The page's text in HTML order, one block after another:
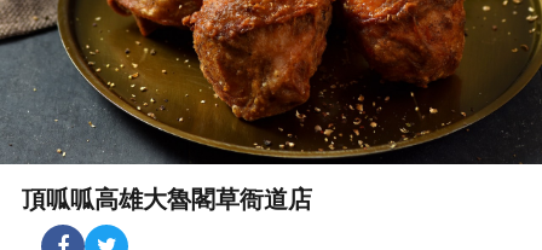
頂呱呱高雄大魯閣草衙道店